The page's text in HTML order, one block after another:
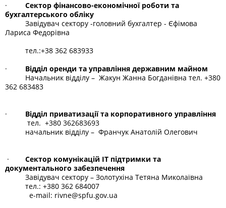
· Сектор фінансово-економічної роботи та
бухгалтерського обліку
Завідувач сектору -головний бухгалтер - Єфімова
Лариса Федорівна
тел.:+38 362 683933
· Відділ оренди та управління державним майном
Начальник відділу – Жакун Жанна Богданівна тел. +380
362 683483
· Відділ приватизації та корпоративного управління
тел. +380 362683693
начальник відділу – Франчук Анатолій Олегович
·
Сектор комунікацій ІТ підтримки та
документального забезпечення
Завідувач сектору – Золотухіна Тетяна Миколаївна
тел.: +380 362 684007
e-mail: rivne@spfu.gov.ua